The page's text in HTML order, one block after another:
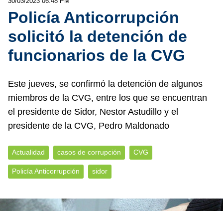
Policía Anticorrupción
solicitó la detención de
funcionarios de la CVG
Este jueves, se confirmó la detención de algunos
miembros de la CVG, entre los que se encuentran
el presidente de Sidor, Nestor Astudillo y el
presidente de la CVG, Pedro Maldonado
Actualidad casos de corrupción CVG
Policía Anticorrupción sidor